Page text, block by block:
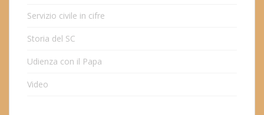
Servizio civile in cifre
Storia del SC
Udienza con il Papa
Video